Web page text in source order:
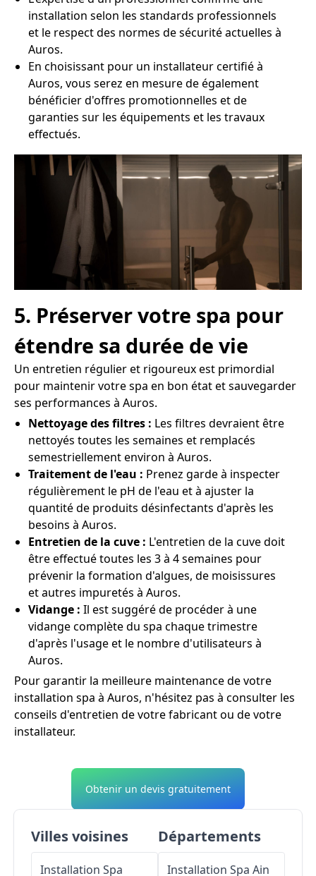
installation selon les standards professionnels
et le respect des normes de sécurité actuelles à
Auros.
En choisissant pour un installateur certifié à
Auros, vous serez en mesure de également
bénéficier d'offres promotionnelles et de
garanties sur les équipements et les travaux
effectués.
5. Préserver votre spa pour
étendre sa durée de vie
Un entretien régulier et rigoureux est primordial
pour maintenir votre spa en bon état et sauvegarder
ses performances à Auros.
Nettoyage des filtres : Les filtres devraient être
nettoyés toutes les semaines et remplacés
semestriellement environ à Auros.
Traitement de l'eau : Prenez garde à inspecter
régulièrement le pH de l'eau et à ajuster la
quantité de produits désinfectants d'après les
besoins à Auros.
Entretien de la cuve : L'entretien de la cuve doit
être effectué toutes les 3 à 4 semaines pour
prévenir la formation d'algues, de moisissures
et autres impuretés à Auros.
Vidange : Il est suggéré de procéder à une
vidange complète du spa chaque trimestre
d'après l'usage et le nombre d'utilisateurs à
Auros.
Pour garantir la meilleure maintenance de votre
installation spa à Auros, n'hésitez pas à consulter les
conseils d'entretien de votre fabricant ou de votre
installateur.
Obtenir un devis gratuitement
Villes voisines
Installation Spa
Départements
Installation Spa Ain